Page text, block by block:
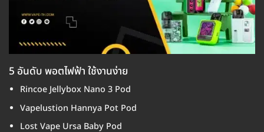
5 อันดับ พอตไฟฟ้า ใช้งานง่าย
Rincoe Jellybox Nano 3 Pod
Vapelustion Hannya Pot Pod
Lost Vape Ursa Baby Pod